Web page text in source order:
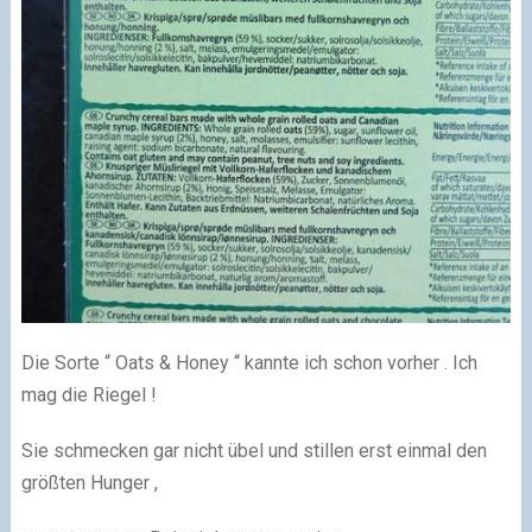
Die Sorte “ Oats & Honey “ kannte ich schon vorher . Ich
mag die Riegel !
Sie schmecken gar nicht übel und stillen erst einmal den
größten Hunger ,